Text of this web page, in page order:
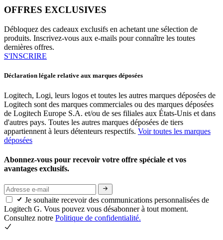
OFFRES EXCLUSIVES
Débloquez des cadeaux exclusifs en achetant une sélection de
produits. Inscrivez-vous aux e-mails pour connaître les toutes
dernières offres.
S'INSCRIRE
Déclaration légale relative aux marques déposées
Logitech, Logi, leurs logos et toutes les autres marques déposées de
Logitech sont des marques commerciales ou des marques déposées
de Logitech Europe S.A. et/ou de ses filiales aux États-Unis et dans
d'autres pays. Toutes les autres marques déposées de tiers
appartiennent à leurs détenteurs respectifs. Voir toutes les marques
déposées
Abonnez-vous pour recevoir votre offre spéciale et vos
avantages exclusifs.
Je souhaite recevoir des communications personnalisées de
Logitech G. Vous pouvez vous désabonner à tout moment.
Consultez notre Politique de confidentialité.